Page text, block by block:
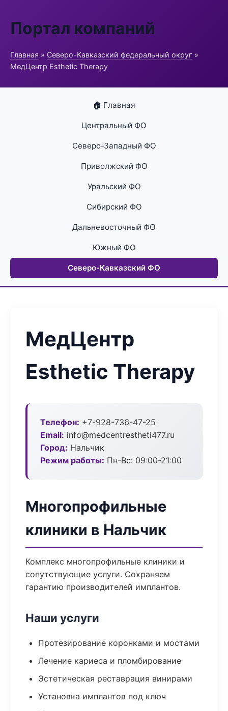
Портал компаний
Главная » Северо-Кавказский федеральный округ »
МедЦентр Esthetic Therapy
🏠 Главная
Центральный ФО
Северо-Западный ФО
Приволжский ФО
Уральский ФО
Сибирский ФО
Дальневосточный ФО
Южный ФО
Северо-Кавказский ФО
МедЦентр
Esthetic Therapy
Телефон: +7-928-736-47-25
Email: info@medcentrestheti477.ru
Город: Нальчик
Режим работы: Пн-Вс: 09:00-21:00
Многопрофильные
клиники в Нальчик
Комплекс многопрофильные клиники и
сопутствующие услуги. Сохраняем
гарантию производителей имплантов.
Наши услуги
Протезирование коронками и мостами
Лечение кариеса и пломбирование
Эстетическая реставрация винирами
Установка имплантов под ключ